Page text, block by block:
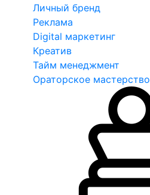
Личный бренд
Реклама
Digital маркетинг
Креатив
Тайм менеджмент
Ораторское мастерство